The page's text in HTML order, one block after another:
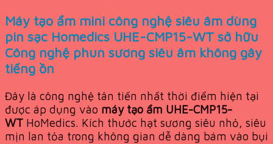
Máy tạo ẩm mini công nghệ siêu âm dùng
pin sạc Homedics UHE-CMP15-WT sở hữu
Công nghệ phun sương siêu âm không gây
tiếng ồn
Đây là công nghệ tân tiến nhất thời điểm hiện tại
được áp dụng vào máy tạo ẩm UHE-CMP15-
WT HoMedics. Kích thước hạt sương siêu nhỏ, siêu
mịn lan tỏa trong không gian dễ dàng bám vào bụi